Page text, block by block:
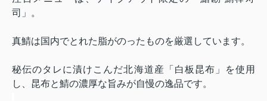
司」。
真鯖は国内でとれた脂がのったものを厳選しています。
秘伝のタレに漬けこんだ北海道産「白板昆布」を使用
し、昆布と鯖の濃厚な旨みが自慢の逸品です。